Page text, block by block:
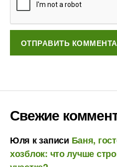
Свежие
Юля к записи Баня,
хозблок: что лучше